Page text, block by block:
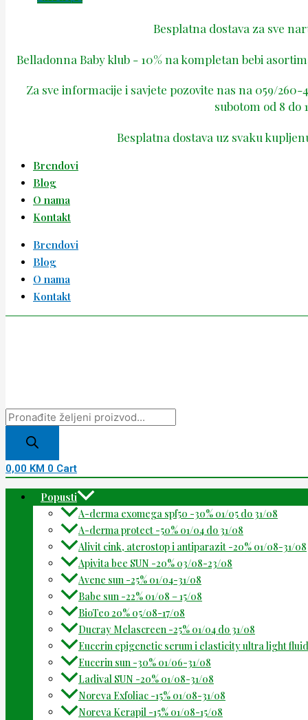
Besplatna dostava za sve
Belladonna Baby klub - 10% na kompletan bebi
Za sve informacije i savjete pozovite nas na 059/
subotom od 8 do
Besplatna dostava uz svaku
Brendovi
Blog
O nama
Kontakt
Brendovi
Blog
O nama
Kontakt
0,00 KM 0 Cart
Popusti
A-derma exomega spf50 -30% 01/05 do 31/08
A-derma protect -50% 01/04 do 31/08
Alivit cink, aterostop i antiparazit -20% 01/08-31/08
Apivita bee SUN -20% 03/08-23/08
Avene sun -25% 01/04-31/08
Babe sun -22% 01/08 – 15/08
BioTeo 20% 05/08-17/08
Ducray Melascreen -25% 01/04 do 31/08
Eucerin epigenetic serum i elasticity ultra light
Eucerin sun -30% 01/06-31/08
Ladival SUN -20% 01/08-31/08
Noreva Exfoliac -15% 01/08-31/08
Noreva Kerapil -15% 01/08-15/08